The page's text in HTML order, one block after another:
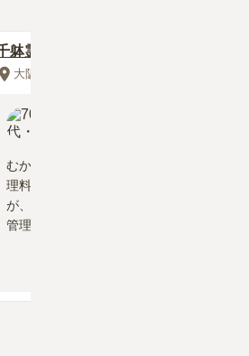
躰霊園
大阪府大阪市住吉区千躰1-4
むかしは管理組合があり、安い管
理料で掃除などをしてくれていた
が、今はそれがなくなり、個人で
管理清掃をしている。